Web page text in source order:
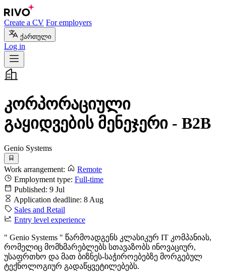
Create a CV For employers
ქართული
Log in
კორპორაციული
გაყიდვების მენეჯერი - B2B
Genio Systems
Work arrangement:
Remote
Employment type: Full-time
Published: 9 Jul
Application deadline: 8 Aug
Sales and Retail
Entry level experience
" Genio Systems " წარმოადგენს კლასიკურ IT კომპანიას,
რომელიც მომხმარებლებს სთავაზობს ინოვაციურ,
უსაფრთხო და მათ ბიზნეს-საჭიროებებზე მორგებულ
ტექნოლოგიურ გადაწყვეტილებებს.